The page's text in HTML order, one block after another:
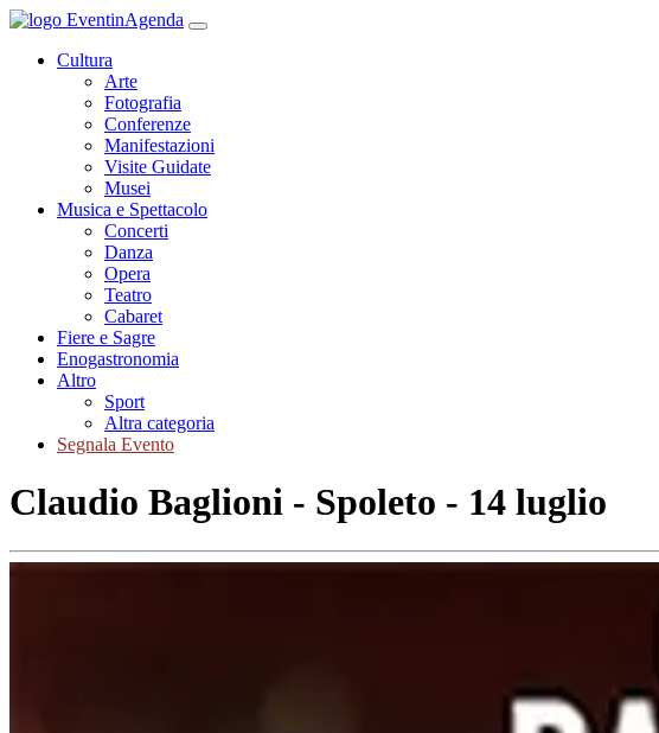
Cultura
Arte
Fotografia
Conferenze
Manifestazioni
Visite Guidate
Musei
Musica e Spettacolo
Concerti
Danza
Opera
Teatro
Cabaret
Fiere e Sagre
Enogastronomia
Altro
Sport
Altra categoria
Segnala Evento
Claudio Baglioni - Spoleto - 14 luglio